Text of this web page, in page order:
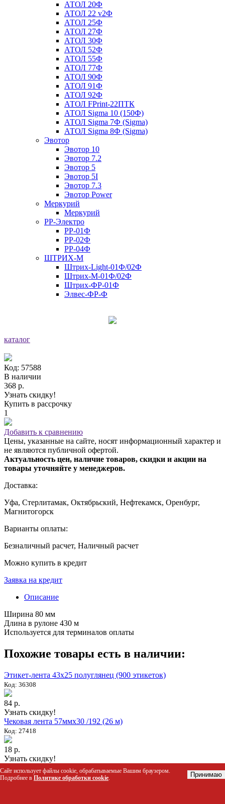
АТОЛ 20Ф
АТОЛ 22 v2Ф
АТОЛ 25Ф
АТОЛ 27Ф
АТОЛ 30Ф
АТОЛ 52Ф
АТОЛ 55Ф
АТОЛ 77Ф
АТОЛ 90Ф
АТОЛ 91Ф
АТОЛ 92Ф
АТОЛ FPrint-22ПТК
АТОЛ Sigma 10 (150Ф)
АТОЛ Sigma 7Ф (Sigma)
АТОЛ Sigma 8Ф (Sigma)
Эвотор
Эвотор 10
Эвотор 7.2
Эвотор 5
Эвотор 5I
Эвотор 7.3
Эвотор Power
Меркурий
Меркурий
РР-Электро
РР-01Ф
РР-02Ф
РР-04Ф
ШТРИХ-М
Штрих-Light-01Ф/02Ф
Штрих-М-01Ф/02Ф
Штрих-ФР-01Ф
Элвес-ФР-Ф
каталог
Код: 57588
В наличии
368 р.
Узнать скидку!
Купить в рассрочку
1
Добавить к сравнению
Цены, указанные на сайте, носят информационный характер и
не являются публичной офертой.
Актуальность цен, наличие товаров, скидки и акции на
товары уточняйте у менеджеров.
Доставка:
Уфа, Стерлитамак, Октябрьский, Нефтекамск, Оренбург,
Магнитогорск
Варианты оплаты:
Безналичный расчет, Наличный расчет
Можно купить в кредит
Заявка на кредит
Описание
Ширина 80 мм
Длина в рулоне 430 м
Используется для терминалов оплаты
Похожие товары есть в наличии:
Этикет-лента 43x25 полуглянец (900 этикеток)
Код: 36308
84 р.
Узнать скидку!
Чековая лента 57ммх30 /192 (26 м)
Код: 27418
18 р.
Узнать скидку!
Игольчатый пистолет для крепления ярлыков MTX-05R c
иглой стандарт ACE
Сайт использует файлы cookie, обрабатываемые Вашим браузером.
Подробнее в Политике обработки cookie. Принимаю